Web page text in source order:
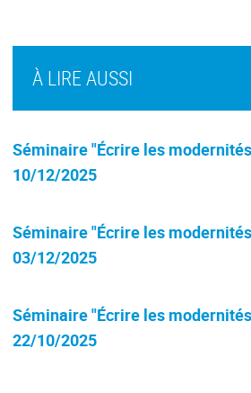
À LIRE AUSSI
Séminaire "Écrire les
10/12/2025
Séminaire "Écrire les
03/12/2025
Séminaire "Écrire les
22/10/2025